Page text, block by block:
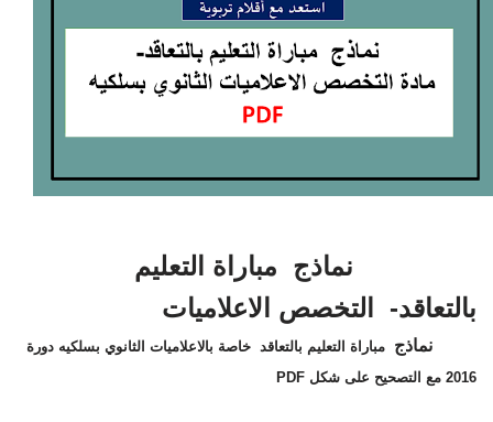
نماذج مباراة التعليم
بالتعاقد- التخصص الاعلاميات
نماذج مباراة التعليم بالتعاقد خاصة بالاعلاميات الثانوي بسلكيه دورة
2016 مع التصحيح
على شكل PDF